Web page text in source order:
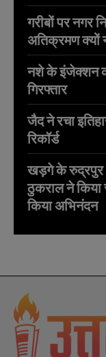
गरीबों पर नगर
अतिक्रमण क्यों
नशे के इंजेक्शन
गिरफ्तार
जैद ने रचा
रिकॉर्ड
खड़गे के रुद्रपुर
ठुकराल ने
किया अभिनंदन